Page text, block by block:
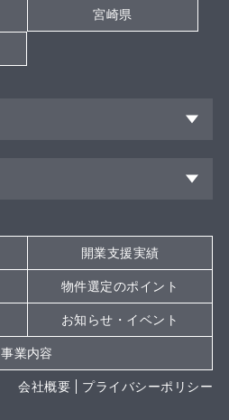
宮崎県
開業支援実績
物件選定のポイント
お知らせ・イベント
事業内容
会社概要 プライバシーポリシー